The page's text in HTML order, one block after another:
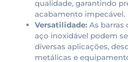
qualidade, garantindo
acabamento impecável.
Versatilidade: As barras
aço inoxidável podem
diversas aplicações,
metálicas e